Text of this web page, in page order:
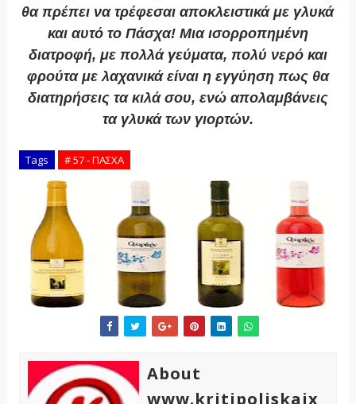
θα πρέπει να τρέφεσαι αποκλειστικά με γλυκά
και αυτό το Πάσχα! Μια ισορροπημένη
διατροφή, με πολλά γεύματα, πολύ νερό και
φρούτα με λαχανικά είναι η εγγύηση πως θα
διατηρήσεις τα κιλά σου, ενώ απολαμβάνεις
τα γλυκά των γιορτών.
Tags # 57 - ΠΑΣΧΑ
About
www.kritipoliskaix